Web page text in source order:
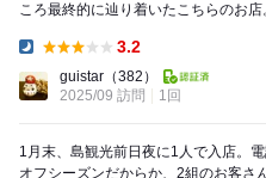
ころ最終的に辿り着いたこちらのお店。 友人に教えられて食べたい
3.2
guistar （382）
2025/09 訪問
1回
1月末、島観光前日夜に1人で入店。
オフシーズンだからか、2組のお客さ